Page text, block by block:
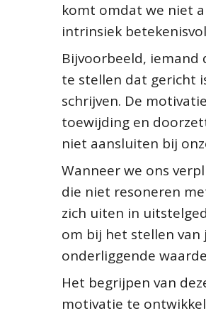
komt omdat we niet
intrinsiek
Bijvoorbeeld,
te stellen dat gericht
schrijven. De
toewijding en
niet aansluiten bij
Wanneer we ons
die niet resoneren
zich uiten in
om bij het stellen
onderliggende
Het begrijpen van
motivatie te